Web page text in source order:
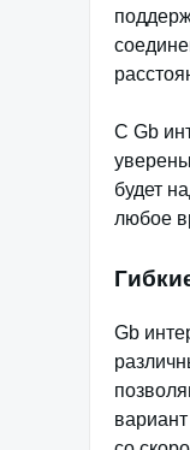
С Gb
будет
любое
Gb